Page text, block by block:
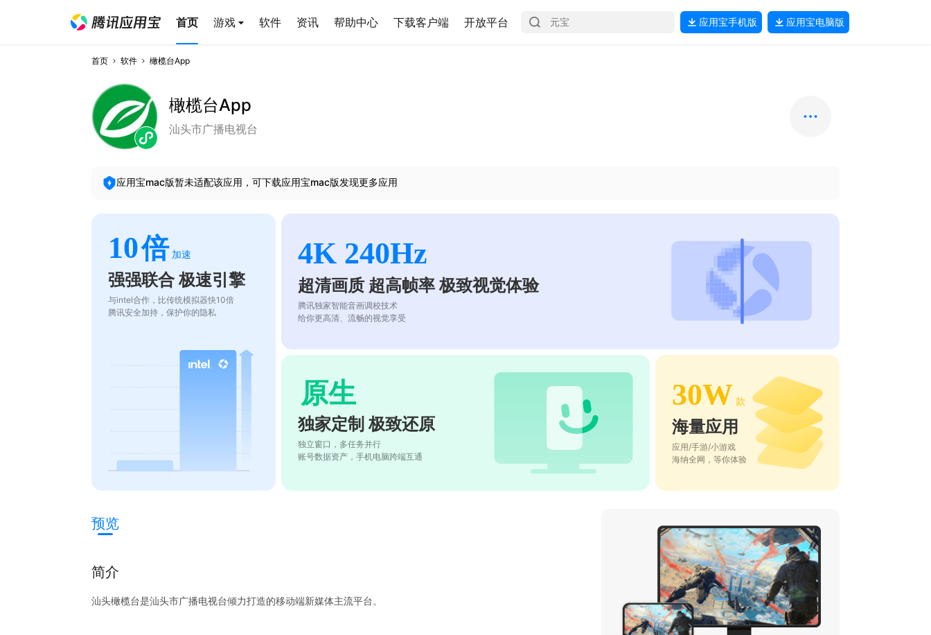
首页 游戏 软件 资讯 帮助中心 下载客户端 开放平台 应用宝手机版 应用宝电脑版
首页 软件 橄榄台App
橄榄台App
汕头市广播电视台
应用宝mac版暂未适配该应用，可下载应用宝mac版发现更多应用
10倍 加速
强强联合 极速引擎
与intel合作，比传统模拟器快10倍
腾讯安全加持，保护你的隐私
4K 240Hz
超清画质 超高帧率 极致视觉体验
腾讯独家智能音画调校技术
给你更高清、流畅的视觉享受
原生
独家定制 极致还原
独立窗口，多任务并行
账号数据资产，手机电脑跨端互通
30W 款
海量应用
应用/手游/小游戏
海纳全网，等你体验
预览
简介
汕头橄榄台是汕头市广播电视台倾力打造的移动端新媒体主流平台。